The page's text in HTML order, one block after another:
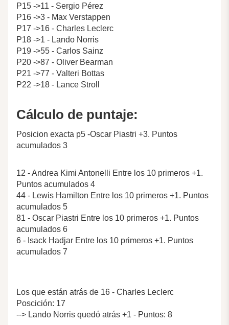
P15 ->11 - Sergio Pérez
P16 ->3 - Max Verstappen
P17 ->16 - Charles Leclerc
P18 ->1 - Lando Norris
P19 ->55 - Carlos Sainz
P20 ->87 - Oliver Bearman
P21 ->77 - Valteri Bottas
P22 ->18 - Lance Stroll
Cálculo de puntaje:
Posicion exacta p5 -Oscar Piastri +3. Puntos
acumulados 3
12 - Andrea Kimi Antonelli Entre los 10 primeros +1.
Puntos acumulados 4
44 - Lewis Hamilton Entre los 10 primeros +1. Puntos
acumulados 5
81 - Oscar Piastri Entre los 10 primeros +1. Puntos
acumulados 6
6 - Isack Hadjar Entre los 10 primeros +1. Puntos
acumulados 7
Los que están atrás de 16 - Charles Leclerc
Poscición: 17
--> Lando Norris quedó atrás +1 - Puntos: 8